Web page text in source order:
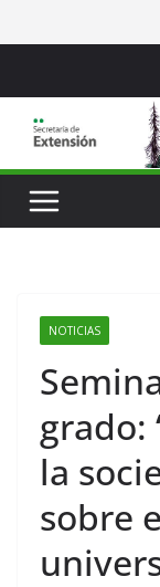
al
NOTICIAS
grado:
la
sobre